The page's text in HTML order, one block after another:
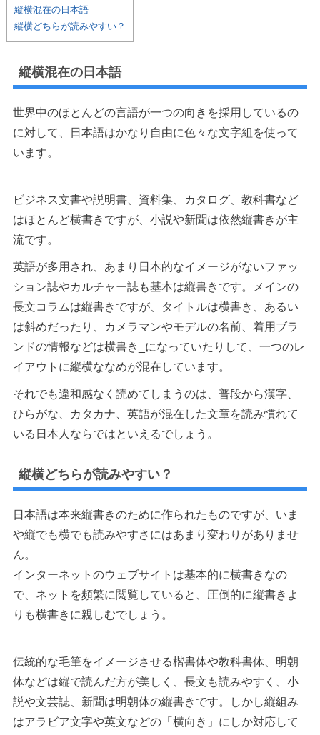
縦横混在の日本語
縦横どちらが読みやすい？
縦横混在の日本語
世界中のほとんどの言語が一つの向きを採用しているの
に対して、日本語はかなり自由に色々な文字組を使って
います。
ビジネス文書や説明書、資料集、カタログ、教科書など
はほとんど横書きですが、小説や新聞は依然縦書きが主
流です。
英語が多用され、あまり日本的なイメージがないファッ
ション誌やカルチャー誌も基本は縦書きです。メインの
長文コラムは縦書きですが、タイトルは横書き、あるい
は斜めだったり、カメラマンやモデルの名前、着用ブラ
ンドの情報などは横書き_になっていたりして、一つのレ
イアウトに縦横ななめが混在しています。
それでも違和感なく読めてしまうのは、普段から漢字、
ひらがな、カタカナ、英語が混在した文章を読み慣れて
いる日本人ならではといえるでしょう。
縦横どちらが読みやすい？
日本語は本来縦書きのために作られたものですが、いま
や縦でも横でも読みやすさにはあまり変わりがありませ
ん。
インターネットのウェブサイトは基本的に横書きなの
で、ネットを頻繁に閲覧していると、圧倒的に縦書きよ
りも横書きに親しむでしょう。
伝統的な毛筆をイメージさせる楷書体や教科書体、明朝
体などは縦で読んだ方が美しく、長文も読みやすく、小
説や文芸誌、新聞は明朝体の縦書きです。しかし縦組み
はアラビア文字や英文などの「横向き」にしか対応して